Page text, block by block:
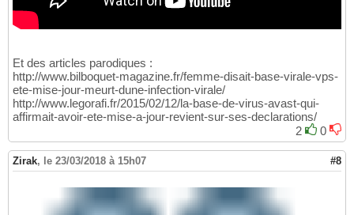
Et des articles parodiques :
http://www.bilboquet-magazine.fr/femme-disait-base-virale-vps-
ete-mise-jour-meurt-dune-infection-virale/
http://www.legorafi.fr/2015/02/12/la-base-de-virus-avast-qui-
affirmait-avoir-ete-mise-a-jour-revient-sur-ses-declarations/
2
0
Zirak, le 23/03/2018 à 15h07 #8